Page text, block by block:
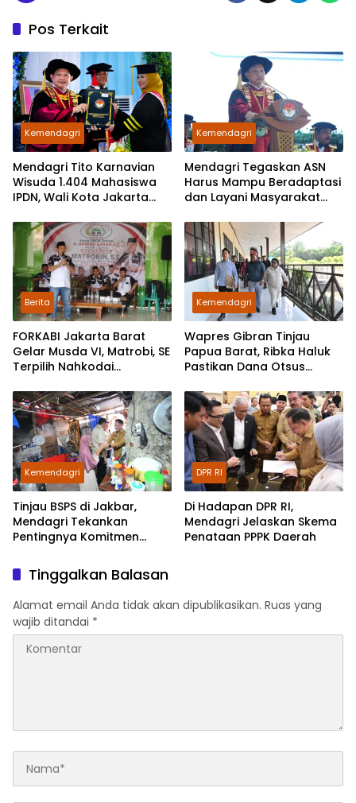
Pos Terkait
Kemendagri
Mendagri Tito Karnavian
Wisuda 1.404 Mahasiswa
IPDN, Wali Kota Jakarta
Kemendagri
Mendagri Tegaskan ASN
Harus Mampu Beradaptasi
dan Layani Masyarakat
Berita
FORKABI Jakarta Barat
Gelar Musda VI, Matrobi, SE
Terpilih Nahkodai
Kemendagri
Wapres Gibran Tinjau
Papua Barat, Ribka Haluk
Pastikan Dana Otsus
Rakyat
Kemendagri
Tinjau BSPS di Jakbar,
Mendagri Tekankan
Pentingnya Komitmen
Layak Huni
DPR RI
Di Hadapan DPR RI,
Mendagri Jelaskan Skema
Penataan PPPK Daerah
Tinggalkan Balasan
Alamat email Anda tidak akan dipublikasikan. Ruas yang
wajib ditandai *